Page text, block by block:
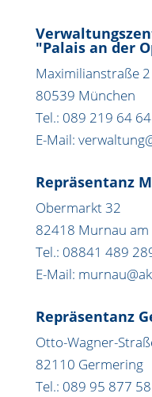
"Palais an der
Maximilianstraße 2
80539 München
Tel.: 089 219 64 64
E-Mail:
Repräsentanz
Obermarkt 32
82418 Murnau am
Tel.: 08841 489
E-Mail:
Repräsentanz
Otto-Wagner-
82110 Germering
Tel.: 089 95 877